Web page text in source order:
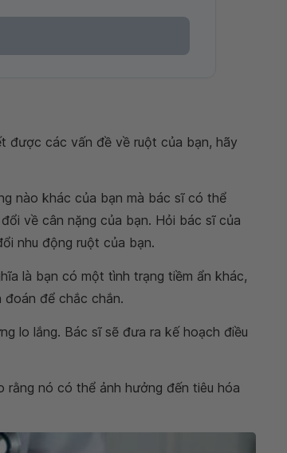
được các vấn đề về ruột của bạn, hãy
nào khác của bạn mà bác sĩ có thể
về cân nặng của bạn. Hỏi bác sĩ của
nhu động ruột của bạn.
là bạn có một tình trạng tiềm ẩn khác,
đoán để chắc chắn.
lo lắng. Bác sĩ sẽ đưa ra kế hoạch điều
rằng nó có thể ảnh hưởng đến tiêu hóa